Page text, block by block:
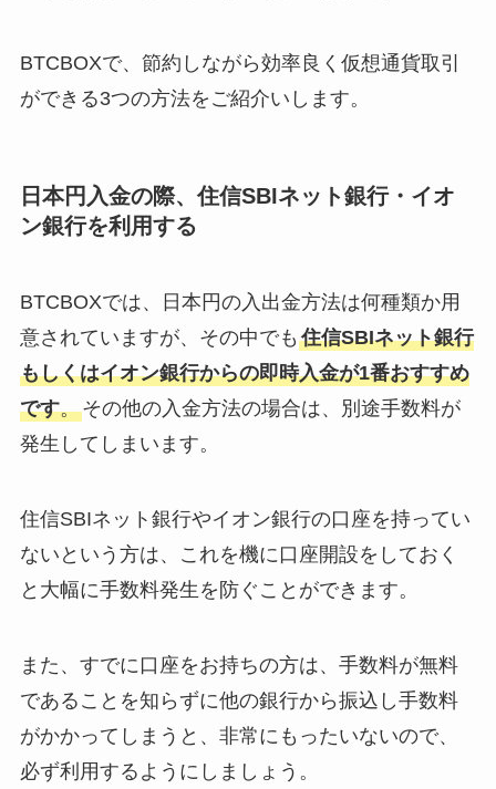
BTCBOXで、節約しながら効率良く仮想通貨取引
ができる3つの方法をご紹介いします。
日本円入金の際、住信SBIネット銀行・イオ
ン銀行を利用する
BTCBOXでは、日本円の入出金方法は何種類か用
意されていますが、その中でも 住信SBIネット銀行
もしくはイオン銀行からの即時入金が1番おすすめ
です。その他の入金方法の場合は、別途手数料が
発生してしまいます。
住信SBIネット銀行やイオン銀行の口座を持ってい
ないという方は、これを機に口座開設をしておく
と大幅に手数料発生を防ぐことができます。
また、すでに口座をお持ちの方は、手数料が無料
であることを知らずに他の銀行から振込し手数料
がかかってしまうと、非常にもったいないので、
必ず利用するようにしましょう。